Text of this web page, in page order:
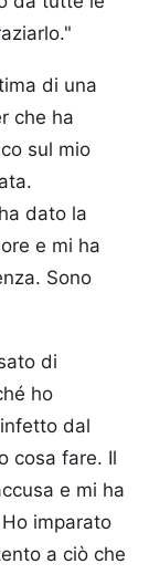
di una
che ha
sul mio
dato la
e mi ha
Sono
di
ho
dal
cosa fare. Il
e mi ha
imparato
a ciò che